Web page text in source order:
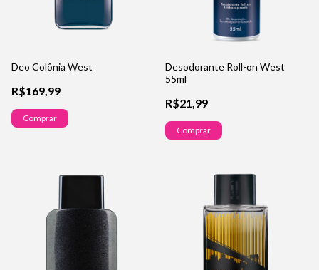
Deo Colônia West
R$169,99
Comprar
Desodorante Roll-on West
55ml
R$21,99